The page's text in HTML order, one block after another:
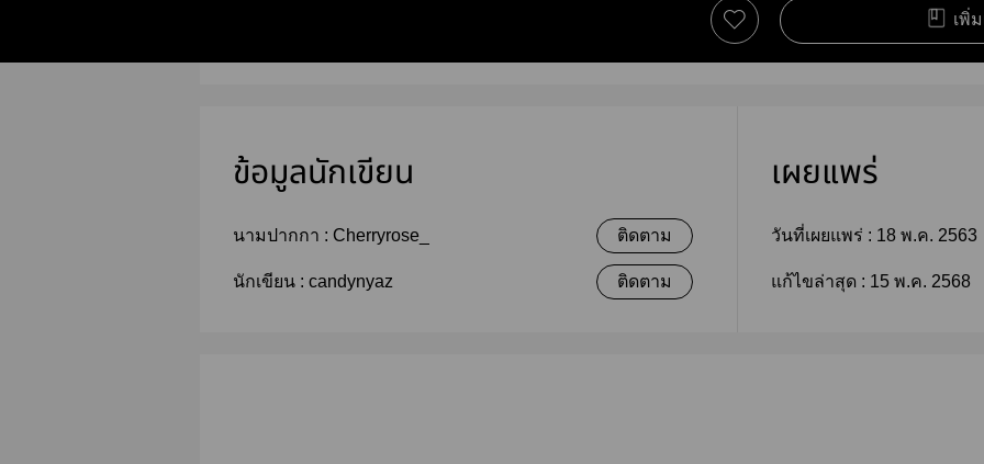
เพิ่
ข้อมูลนักเขียน
นามปากกา : Cherryrose_ ติดตาม
นักเขียน : candynyaz ติดตาม
เผยแพร่
วันที่เผยแพร่ : 18 พ.ค. 2563
แก้ไขล่าสุด : 15 พ.ค. 2568